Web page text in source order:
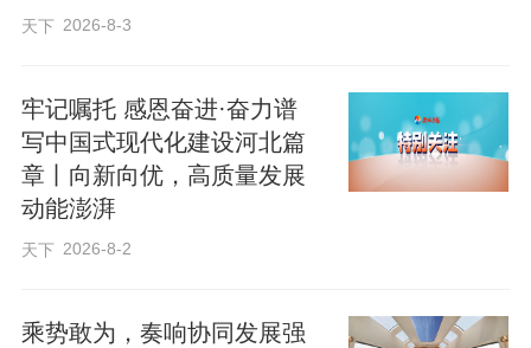
天下 2026-8-3
牢记嘱托 感恩奋进·奋力谱
写中国式现代化建设河北篇
章丨向新向优，高质量发展
动能澎湃
天下 2026-8-2
乘势敢为，奏响协同发展强